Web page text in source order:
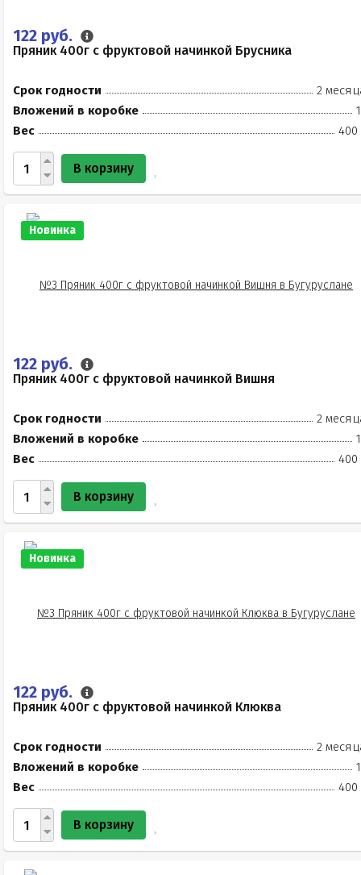
122 руб.
Пряник 400г с фруктовой начинкой Брусника
Срок годности
2
Вложений в коробке
Вес
400
В корзину
Новинка
122 руб.
Пряник 400г с фруктовой начинкой Вишня
Срок годности
2
Вложений в коробке
Вес
400
В корзину
Новинка
122 руб.
Пряник 400г с фруктовой начинкой Клюква
Срок годности
2
Вложений в коробке
Вес
400
В корзину